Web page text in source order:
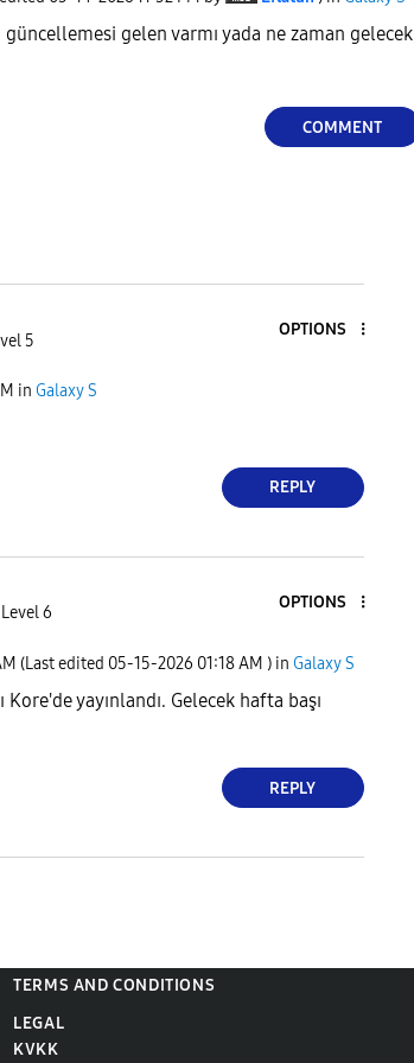
gelen varmı yada ne zaman gelecek
COMMENT
5
OPTIONS
in Galaxy S
REPLY
6
OPTIONS
(Last edited ‎05-15-2026 01:18 AM ) in Galaxy S
Kore'de yayınlandı. Gelecek hafta başı
REPLY
TERMS AND CONDITIONS
LEGAL
KVKK